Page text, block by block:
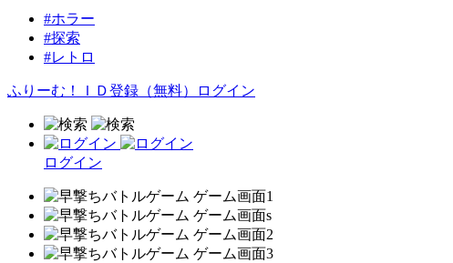
#ホラー
#探索
#レトロ
ふりーむ！ＩＤ登録（無料） ログイン
ログイン